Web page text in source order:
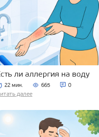
ли аллергия на воду
22 мин. 665 0
далее